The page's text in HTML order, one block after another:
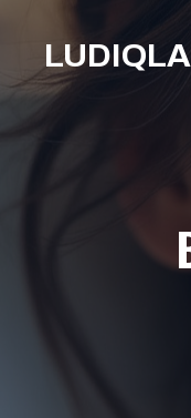
contenu